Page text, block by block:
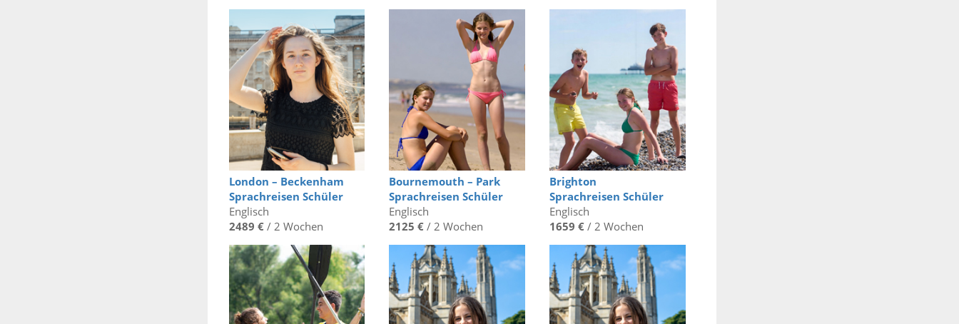
London – Beckenham
Sprachreisen Schüler
Englisch
2489 €/ 2 Wochen
Bournemouth – Park
Sprachreisen Schüler
Englisch
2125 € / 2 Wochen
Brighton
Sprachreisen Schüler
Englisch
1659 € / 2 Wochen